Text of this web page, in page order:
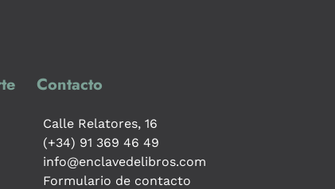
Contacto
Calle Relatores, 16
(+34) 91 369 46 49
info@enclavedelibros.com
Formulario de contacto